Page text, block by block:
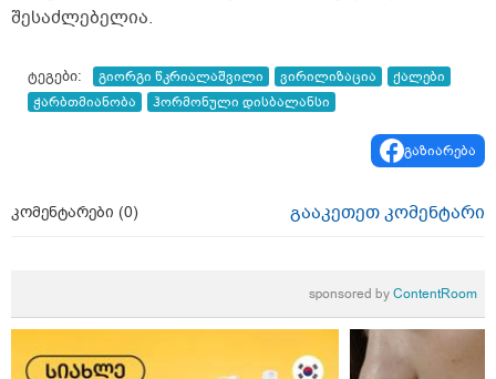
შესაძლებელია.
ტეგები: გიორგი წკრიალაშვილი ვირილიზაცია
ქალები
ჭარბთმიანობა
ჰორმონული დისბალანსი
გაზიარება
კომენტარები (0) გააკეთეთ კომენტარი
sponsored byContentRoom